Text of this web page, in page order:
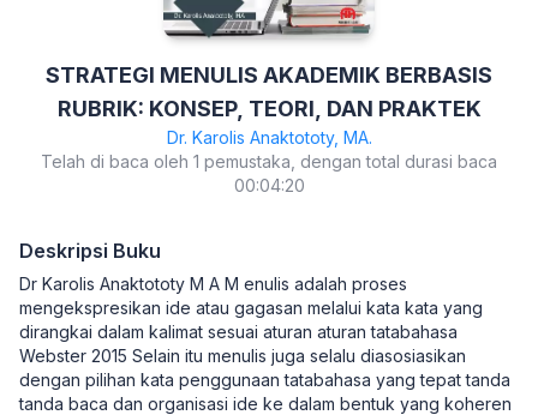
STRATEGI MENULIS AKADEMIK BERBASIS
RUBRIK: KONSEP, TEORI, DAN PRAKTEK
Dr. Karolis Anaktototy, MA.
Telah di baca oleh 1 pemustaka, dengan total durasi baca
00:04:20
Deskripsi Buku
Dr Karolis Anaktototy M A M enulis adalah proses
mengekspresikan ide atau gagasan melalui kata kata yang
dirangkai dalam kalimat sesuai aturan aturan tatabahasa
Webster 2015 Selain itu menulis juga selalu diasosiasikan
dengan pilihan kata penggunaan tatabahasa yang tepat tanda
tanda baca dan organisasi ide ke dalam bentuk yang koheren